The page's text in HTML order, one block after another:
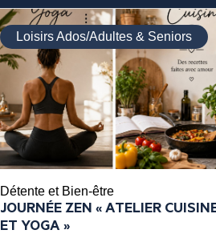
Loisirs Ados/Adultes & Seniors
Détente et Bien-être
JOURNÉE ZEN « ATELIER
ET YOGA »